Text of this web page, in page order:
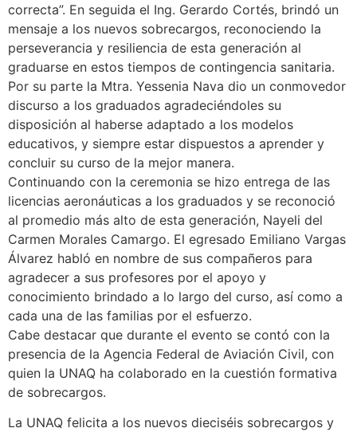
correcta”. En seguida el Ing. Gerardo Cortés, brindó un
mensaje a los nuevos sobrecargos, reconociendo la
perseverancia y resiliencia de esta generación al
graduarse en estos tiempos de contingencia sanitaria.
Por su parte la Mtra. Yessenia Nava dio un conmovedor
discurso a los graduados agradeciéndoles su
disposición al haberse adaptado a los modelos
educativos, y siempre estar dispuestos a aprender y
concluir su curso de la mejor manera.
Continuando con la ceremonia se hizo entrega de las
licencias aeronáuticas a los graduados y se reconoció
al promedio más alto de esta generación, Nayeli del
Carmen Morales Camargo. El egresado Emiliano Vargas
Álvarez habló en nombre de sus compañeros para
agradecer a sus profesores por el apoyo y
conocimiento brindado a lo largo del curso, así como a
cada una de las familias por el esfuerzo.
Cabe destacar que durante el evento se contó con la
presencia de la Agencia Federal de Aviación Civil, con
quien la UNAQ ha colaborado en la cuestión formativa
de sobrecargos.
La UNAQ felicita a los nuevos dieciséis sobrecargos y